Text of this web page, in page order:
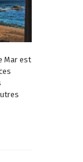
Mar est